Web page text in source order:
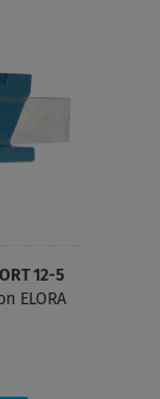
12-5
ELORA